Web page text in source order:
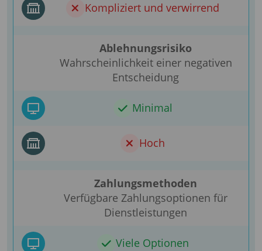
Kompliziert und verwirrend
Ablehnungsrisiko
Wahrscheinlichkeit einer negativen
Entscheidung
Minimal
Hoch
Zahlungsmethoden
Verfügbare Zahlungsoptionen für
Dienstleistungen
Viele Optionen